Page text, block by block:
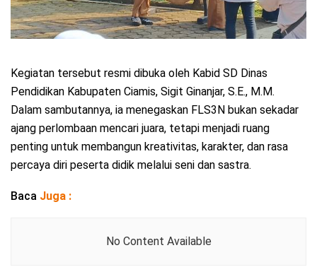
Kegiatan tersebut resmi dibuka oleh Kabid SD Dinas
Pendidikan Kabupaten Ciamis, Sigit Ginanjar, S.E., M.M.
Dalam sambutannya, ia menegaskan FLS3N bukan sekadar
ajang perlombaan mencari juara, tetapi menjadi ruang
penting untuk membangun kreativitas, karakter, dan rasa
percaya diri peserta didik melalui seni dan sastra.
Baca Juga :
No Content Available